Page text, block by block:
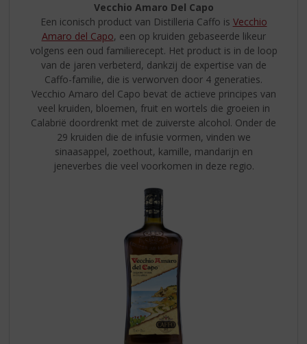
Vecchio Amaro Del Capo
Een iconisch product van Distilleria Caffo is Vecchio
Amaro del Capo, een op kruiden gebaseerde likeur
volgens een oud familierecept. Het product is in de loop
van de jaren verbeterd, dankzij de expertise van de
Caffo-familie, die is verworven door 4 generaties.
Vecchio Amaro del Capo bevat de actieve principes van
veel kruiden, bloemen, fruit en wortels die groeien in
Calabrië doordrenkt met de zuiverste alcohol. Onder de
29 kruiden die de infusie vormen, vinden we
sinaasappel, zoethout, kamille, mandarijn en
jeneverbes die veel voorkomen in deze regio.